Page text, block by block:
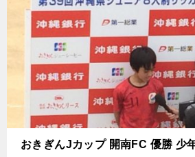
おきぎんJカップ 開南FC 優勝 少